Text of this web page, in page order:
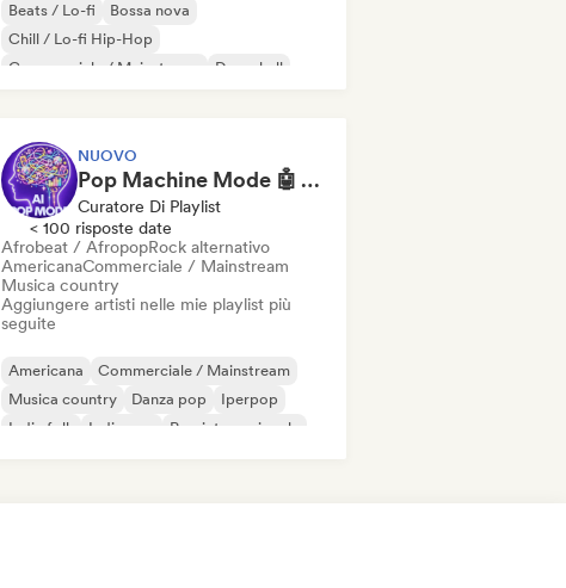
Beats / Lo-fi
Bossa nova
Chill / Lo-fi Hip-Hop
Commerciale / Mainstream
Dancehall
NUOVO
Pop Machine Mode 🤖 AI Music, Indie Pop & Dream Pop
Curatore Di Playlist
< 100 risposte date
Afrobeat / AfropopRock alternativo
AmericanaCommerciale / Mainstream
Musica country
Aggiungere artisti nelle mie playlist più
seguite
Americana
Commerciale / Mainstream
Musica country
Danza pop
Iperpop
Indie folk
Indie pop Pop internazionale